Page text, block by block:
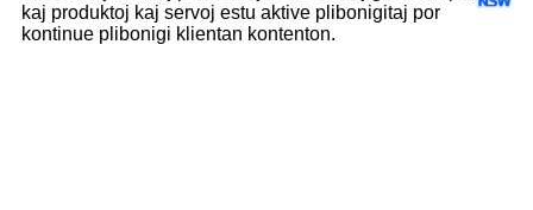
kaj produktoj kaj servoj estu aktive plibonigitaj por
kontinue plibonigi klientan kontenton.